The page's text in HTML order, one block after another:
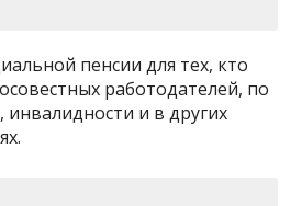
пенсии для тех, кто
работодателей, по
и в других